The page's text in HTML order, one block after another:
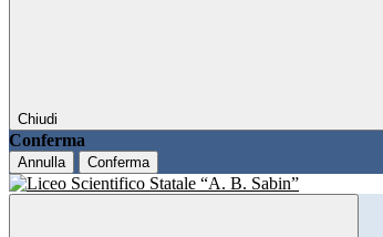
Chiudi
Conferma
Annulla Conferma